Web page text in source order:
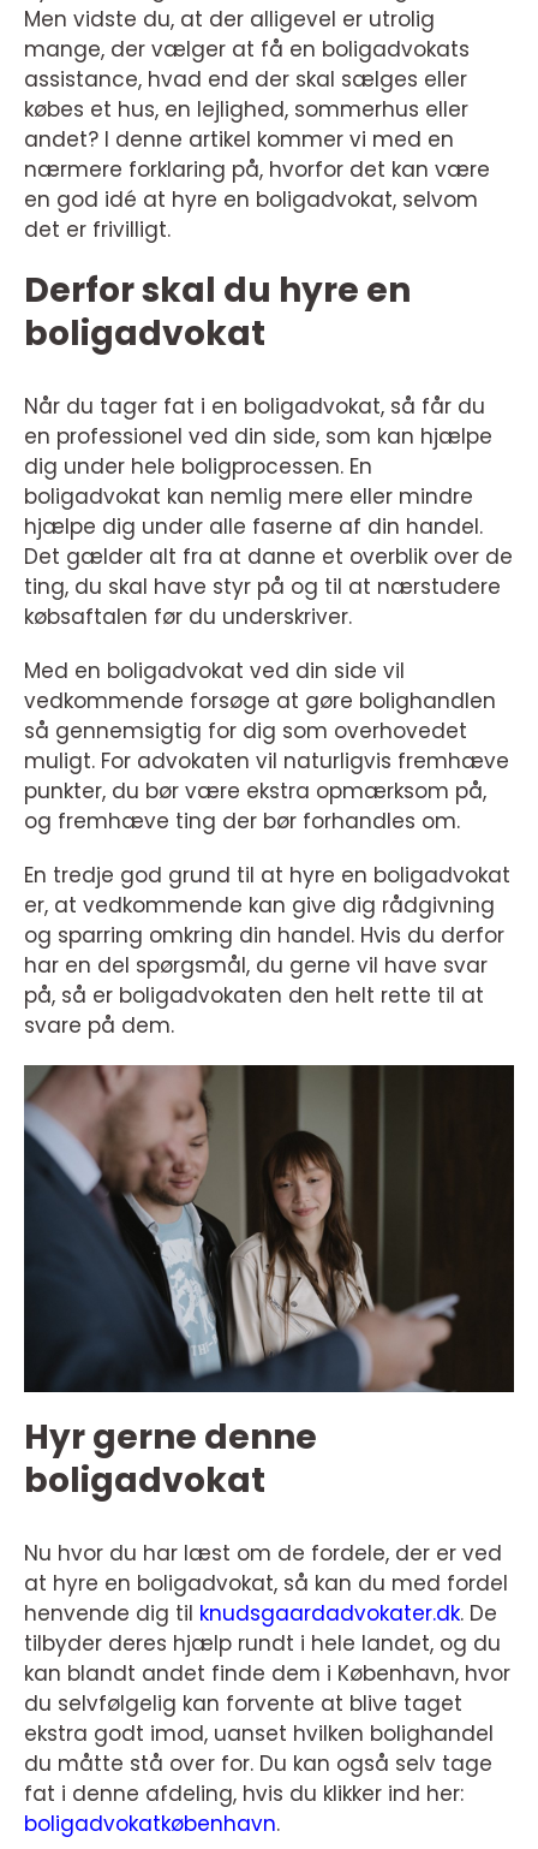
Men vidste du, at der alligevel er utrolig
mange, der vælger at få en boligadvokats
assistance, hvad end der skal sælges eller
købes et hus, en lejlighed, sommerhus eller
andet? I denne artikel kommer vi med en
nærmere forklaring på, hvorfor det kan være
en god idé at hyre en boligadvokat, selvom
det er frivilligt.
Derfor skal du hyre en
boligadvokat
Når du tager fat i en boligadvokat, så får du
en professionel ved din side, som kan hjælpe
dig under hele boligprocessen. En
boligadvokat kan nemlig mere eller mindre
hjælpe dig under alle faserne af din handel.
Det gælder alt fra at danne et overblik over de
ting, du skal have styr på og til at nærstudere
købsaftalen før du underskriver.
Med en boligadvokat ved din side vil
vedkommende forsøge at gøre bolighandlen
så gennemsigtig for dig som overhovedet
muligt. For advokaten vil naturligvis fremhæve
punkter, du bør være ekstra opmærksom på,
og fremhæve ting der bør forhandles om.
En tredje god grund til at hyre en boligadvokat
er, at vedkommende kan give dig rådgivning
og sparring omkring din handel. Hvis du derfor
har en del spørgsmål, du gerne vil have svar
på, så er boligadvokaten den helt rette til at
svare på dem.
Hyr gerne denne
boligadvokat
Nu hvor du har læst om de fordele, der er ved
at hyre en boligadvokat, så kan du med fordel
henvende dig til knudsgaardadvokater.dk. De
tilbyder deres hjælp rundt i hele landet, og du
kan blandt andet finde dem i København, hvor
du selvfølgelig kan forvente at blive taget
ekstra godt imod, uanset hvilken bolighandel
du måtte stå over for. Du kan også selv tage
fat i denne afdeling, hvis du klikker ind her:
boligadvokatkøbenhavn.